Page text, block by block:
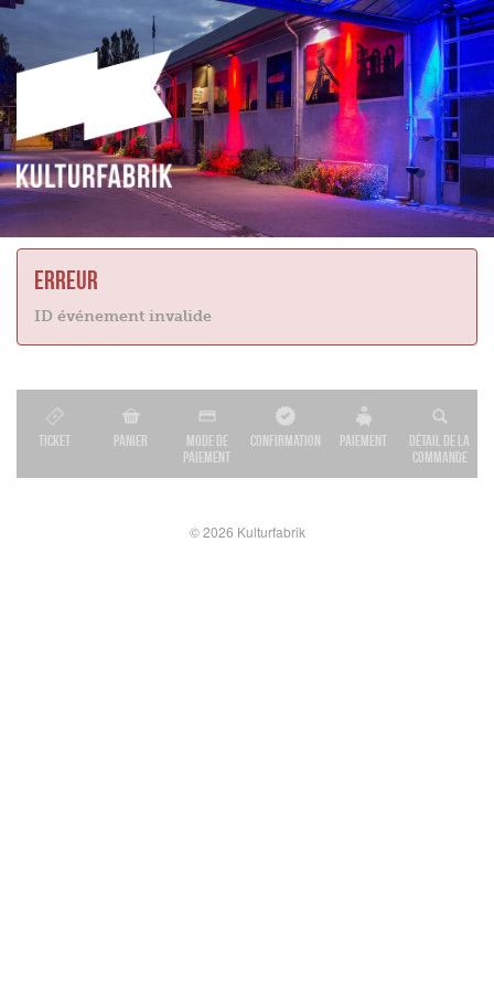
Erreur
ID événement invalide
Ticket Panier
Mode de
paiement
Confirmation Paiement
Détail de la
commande
© 2026 Kulturfabrik